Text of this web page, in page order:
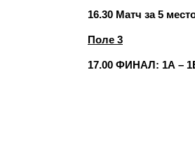
16.30 Матч за 5
Поле 3
17.00 ФИНАЛ: 1А –